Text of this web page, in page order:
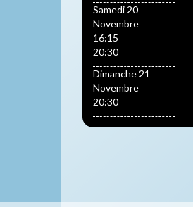
Samedi 20
Novembre
16:15
20:30
Dimanche 21
Novembre
20:30